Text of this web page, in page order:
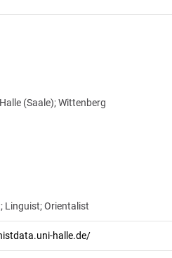
(Saale); Wittenberg
Linguist; Orientalist
halle.de/